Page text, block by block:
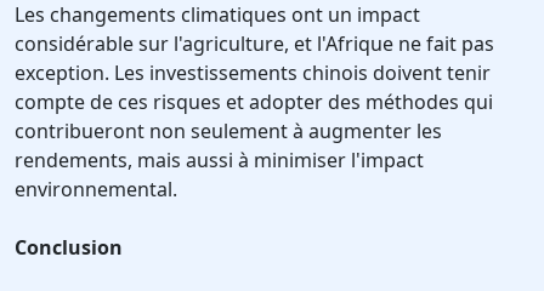
Les changements climatiques ont un impact
considérable sur l'agriculture, et l'Afrique ne fait pas
exception. Les investissements chinois doivent tenir
compte de ces risques et adopter des méthodes qui
contribueront non seulement à augmenter les
rendements, mais aussi à minimiser l'impact
environnemental.
Conclusion